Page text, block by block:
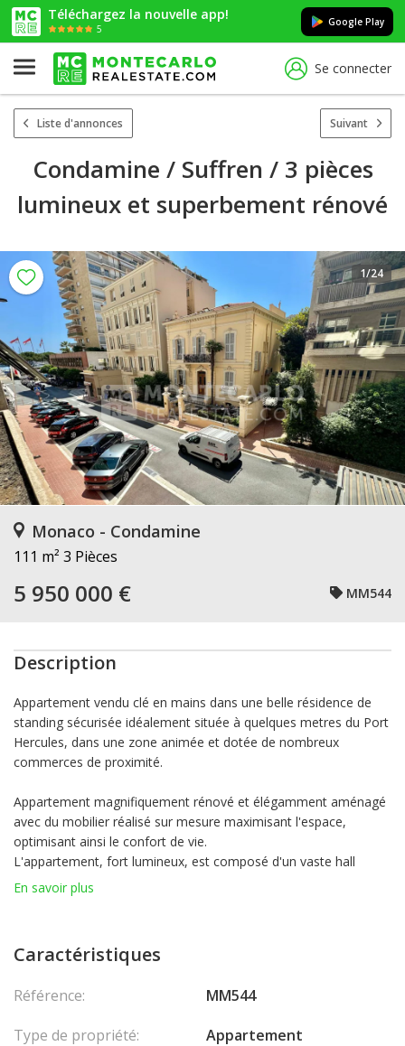
Téléchargez la nouvelle app!
5
Google Play
Se connecter
Liste d'annonces Suivant
Condamine / Suffren / 3 pièces
lumineux et superbement rénové
1/24
Monaco - Condamine
111 m² 3 Pièces
5 950 000 € MM544
Description
Appartement vendu clé en mains dans une belle résidence de
standing sécurisée idéalement située à quelques metres du Port
Hercules, dans une zone animée et dotée de nombreux
commerces de proximité.
Appartement magnifiquement rénové et élégamment aménagé
avec du mobilier réalisé sur mesure maximisant l'espace,
optimisant ainsi le confort de vie.
L'appartement, fort lumineux, est composé d'un vaste hall
d'entrée se prologeant par le séjour, 2 chambres pourvues de
leur salle de douche respectives dont une dotée d'un espace
buanderie ; un toilettes pour les invités.
l'agréable loggia ensoleillée.
En savoir plus
Caractéristiques
Référence:
MM544
Type de propriété:
Appartement